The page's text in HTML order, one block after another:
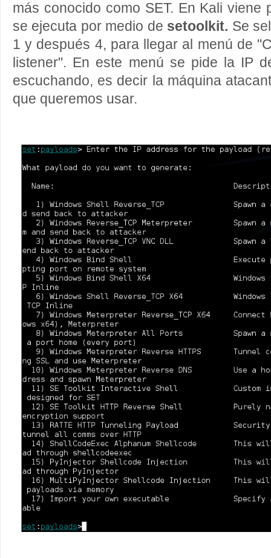
más conocido como SET. En Kali viene
se ejecuta por medio de setoolkit. Se
1 y después 4, para llegar al menú de
listener". En este menú se pide la IP
escuchando, es decir la máquina
que queremos usar.